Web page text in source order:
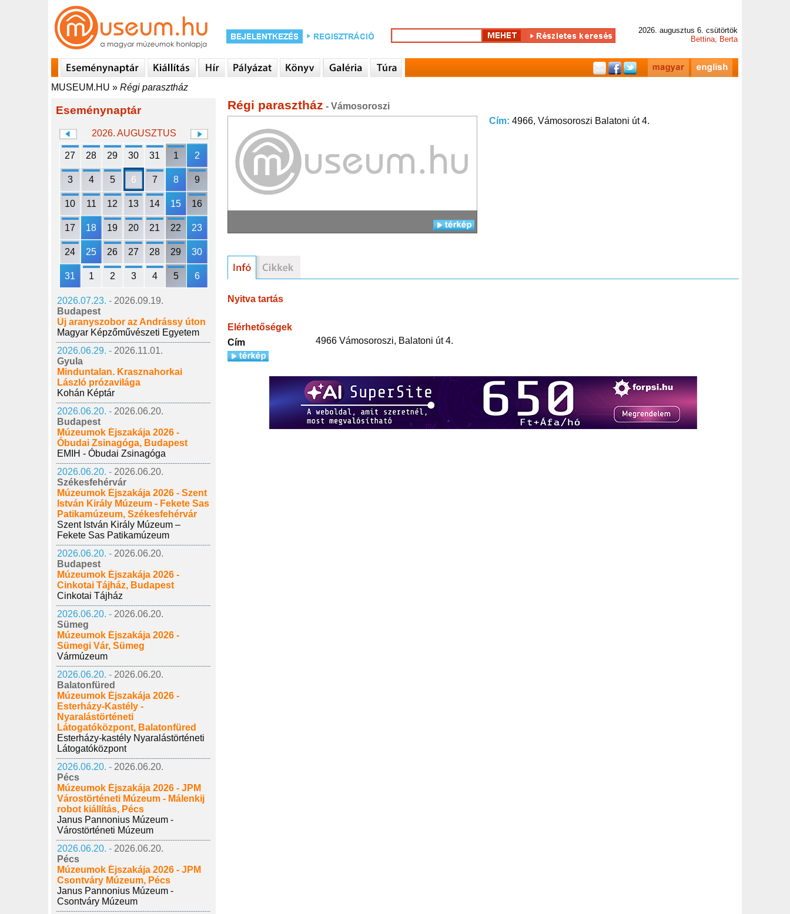
2026. augusztus 6. csütörtök
Bettina, Berta
MUSEUM.HU » Régi parasztház
Eseménynaptár
2026. AUGUSZTUS
27 28 29 30 31 1 2
3 4 5 6 7 8 9
10 11 12 13 14 15 16
17 18 19 20 21 22 23
24 25 26 27 28 29 30
31 1 2 3 4 5 6
2026.07.23. - 2026.09.19.
Budapest
Új aranyszobor az Andrássy úton
Magyar Képzőművészeti Egyetem
2026.06.29. - 2026.11.01.
Gyula
Minduntalan. Krasznahorkai
László prózavilága
Kohán Képtár
2026.06.20. - 2026.06.20.
Budapest
Múzeumok Éjszakája 2026 -
Óbudai Zsinagóga, Budapest
EMIH - Óbudai Zsinagóga
2026.06.20. - 2026.06.20.
Székesfehérvár
Múzeumok Éjszakája 2026 - Szent
István Király Múzeum - Fekete Sas
Patikamúzeum, Székesfehérvár
Szent István Király Múzeum –
Fekete Sas Patikamúzeum
2026.06.20. - 2026.06.20.
Budapest
Múzeumok Éjszakája 2026 -
Cinkotai Tájház, Budapest
Cinkotai Tájház
2026.06.20. - 2026.06.20.
Sümeg
Múzeumok Éjszakája 2026 -
Sümegi Vár, Sümeg
Vármúzeum
2026.06.20. - 2026.06.20.
Balatonfüred
Múzeumok Éjszakája 2026 -
Esterházy-Kastély -
Nyaralástörténeti
Látogatóközpont, Balatonfüred
Esterházy-kastély Nyaralástörténeti
Látogatóközpont
2026.06.20. - 2026.06.20.
Pécs
Múzeumok Éjszakája 2026 - JPM
Várostörténeti Múzeum - Málenkij
robot kiállítás, Pécs
Janus Pannonius Múzeum -
Várostörténeti Múzeum
2026.06.20. - 2026.06.20.
Pécs
Múzeumok Éjszakája 2026 - JPM
Csontváry Múzeum, Pécs
Janus Pannonius Múzeum -
Csontváry Múzeum
Régi parasztház - Vámosoroszi
Cím: 4966, Vámosoroszi Balatoni út 4.
Nyitva tartás
Elérhetőségek
Cím
4966 Vámosoroszi, Balatoni út 4.